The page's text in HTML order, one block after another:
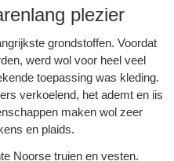
plezier
grondstoffen. Voordat
werd wol voor heel veel
toepassing was kleding.
verkoelend, het ademt en iis
maken wol zeer
en plaids.
Noorse truien en vesten.